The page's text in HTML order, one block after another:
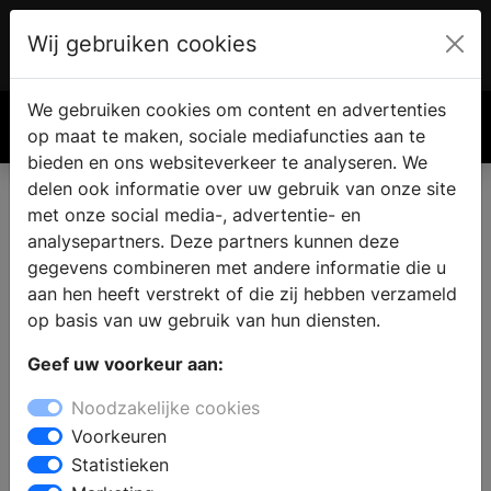
€ 0.00
Wij gebruiken cookies
We gebruiken cookies om content en advertenties
op maat te maken, sociale mediafuncties aan te
bieden en ons websiteverkeer te analyseren. We
delen ook informatie over uw gebruik van onze site
met onze social media-, advertentie- en
analysepartners. Deze partners kunnen deze
gegevens combineren met andere informatie die u
aan hen heeft verstrekt of die zij hebben verzameld
op basis van uw gebruik van hun diensten.
Geef uw voorkeur aan:
Noodzakelijke cookies
Voorkeuren
Statistieken